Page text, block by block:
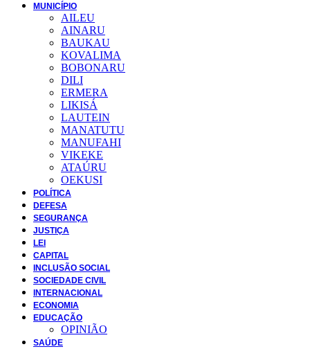
MUNICÍPIO
AILEU
AINARU
BAUKAU
KOVALIMA
BOBONARU
DILI
ERMERA
LIKISÁ
LAUTEIN
MANATUTU
MANUFAHI
VIKEKE
ATAÚRU
OEKUSI
POLÍTICA
DEFESA
SEGURANÇA
JUSTIÇA
LEI
CAPITAL
INCLUSÃO SOCIAL
SOCIEDADE CIVIL
INTERNACIONAL
ECONOMIA
EDUCAÇÃO
OPINIÃO
SAÚDE